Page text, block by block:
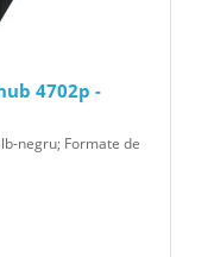
4702p -
negru; Formate de